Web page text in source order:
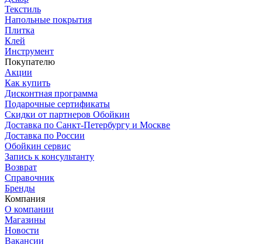
Текстиль
Напольные покрытия
Плитка
Клей
Инструмент
Покупателю
Акции
Как купить
Дисконтная программа
Подарочные сертификаты
Скидки от партнеров Обойкин
Доставка по Санкт-Петербургу и Москве
Доставка по России
Обойкин сервис
Запись к консультанту
Возврат
Справочник
Бренды
Компания
О компании
Магазины
Новости
Вакансии